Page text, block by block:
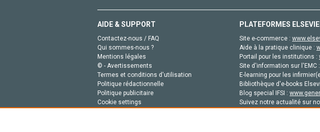
AIDE & SUPPORT
Contactez-nous / FAQ
Qui sommes-nous ?
Mentions légales
© - Avertissements
Termes et conditions d'utilisation
Politique rédactionnelle
Politique publicitaire
Cookie settings
PLATEFORMES
Site e-commerce :
Aide à la pratique clinique :
Portail pour les institutions :
Site d'information sur l'EMC :
E-learning pour les
Bibliothèque d'e-books
Blog special IFSI :
Suivez notre actualité sur